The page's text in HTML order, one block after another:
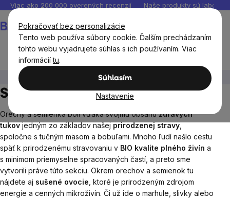
Pokračovať bez personalizácie
Tento web používa súbory cookie. Ďalším prechádzaním
tohto webu vyjadrujete súhlas s ich používaním. Viac
informáciítu.
Súhlasím
Nastavenie
Prejsť
obsah
Viac ako 200 000 overených recenzií Naše produkty sú
košík
Sušené plody
Sušené plody
Orechy a semienka boli vďaka svojmu obsahuzdravých
tukovjedným zo základov našejprirodzenej stravy,
spoločne s tučným mäsom a bobuľami. Mnoho ľudí našlo cestu
späť k prirodzenému stravovaniu v BIO kvalite plného živín a
s minimom priemyselne spracovaných častí, a preto sme
vytvorili práve túto sekciu. Okrem orechov a semienok tu
nájdete aj sušené ovocie , ktoré je prirodzeným zdrojom
energie a cenných mikroživín. Či už ide o marhule, slivky alebo